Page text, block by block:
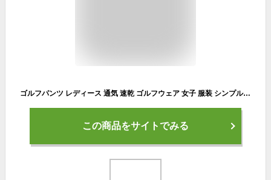
ゴルフパンツ レディース 通気 速乾 ゴルフウェア 女子 服装 シンプル ロング ストレッチ パンツ 美脚 ゴルファー ボトムス 軽 春 夏 秋 高品質 女性 おしゃれ ゴルフズボン 歩きやすい 無地 人気 スリム ゆったり
この商品をサイトでみる